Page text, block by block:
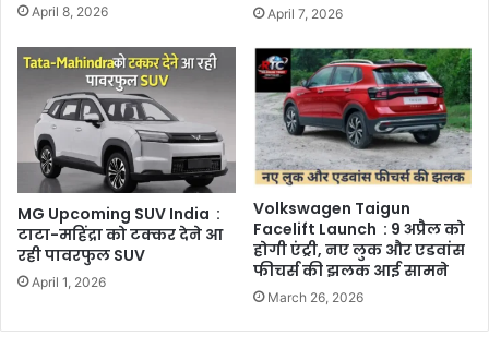
April 8, 2026 April 7, 2026
MG Upcoming SUV India :
टाटा-महिंद्रा को टक्कर देने आ
रही पावरफुल SUV
April 1, 2026
Volkswagen Taigun
Facelift Launch : 9 अप्रैल को
होगी एंट्री, नए लुक और एडवांस
फीचर्स की झलक आई सामने
March 26, 2026